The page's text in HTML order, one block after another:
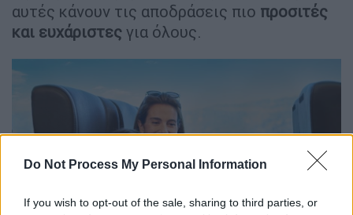
Do Not Process My Personal Information
If you wish to opt-out of the sale, sharing to third parties, or
αυτές κάνουν τις αποδράσεις πιο προσιτές
και ευχάριστες για όλους.